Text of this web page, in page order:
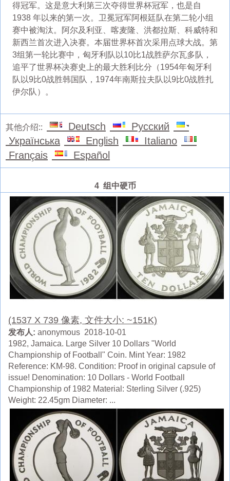
得冠军。这是意大利第三次夺得世界杯冠军，也是自
1938 年以来的第一次。卫冕冠军阿根廷队在第二轮小组
赛中被淘汰。阿尔及利亚、喀麦隆、洪都拉斯、科威特和
新西兰首次进入决赛。本届世界杯首次采用点球大战。第
3组第一轮比赛中，匈牙利队以10比1战胜萨尔瓦多队，
追平了世界杯决赛史上的最大胜利比分（1954年匈牙利
队以9比0战胜韩国队，1974年南斯拉夫队以9比0战胜扎
伊尔队）。
其他介绍:: Deutsch
Русский
Українська
English
Italiano
Français
Español
4 组中硬币
(1537 X 739 像素, 文件大小: ~151K)
发布人: anonymous 2018-10-01
1982, Jamaica. Large Silver 10 Dollars "World
Championship of Football" Coin. Mint Year: 1982
Reference: KM-98. Condition: Proof in original capsule of
issue! Denomination: 10 Dollars - World Football
Championship of 1982 Material: Sterling Silver (.925)
Weight: 22.45gm Diameter: ...